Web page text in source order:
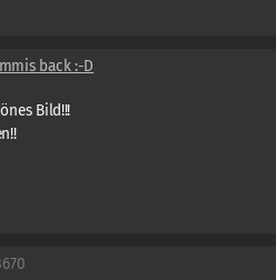
back :-D
Bild!!!